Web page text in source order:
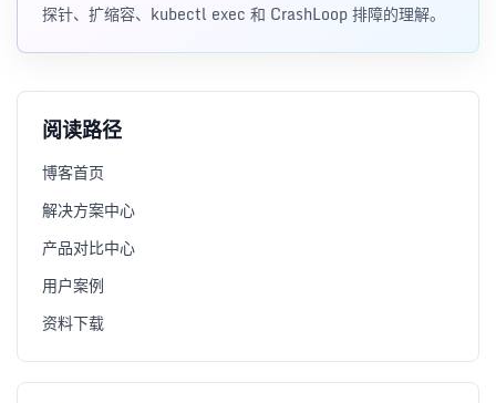
探针、扩缩容、kubectl exec 和 CrashLoop 排障的理解。
阅读路径
博客首页
解决方案中心
产品对比中心
用户案例
资料下载